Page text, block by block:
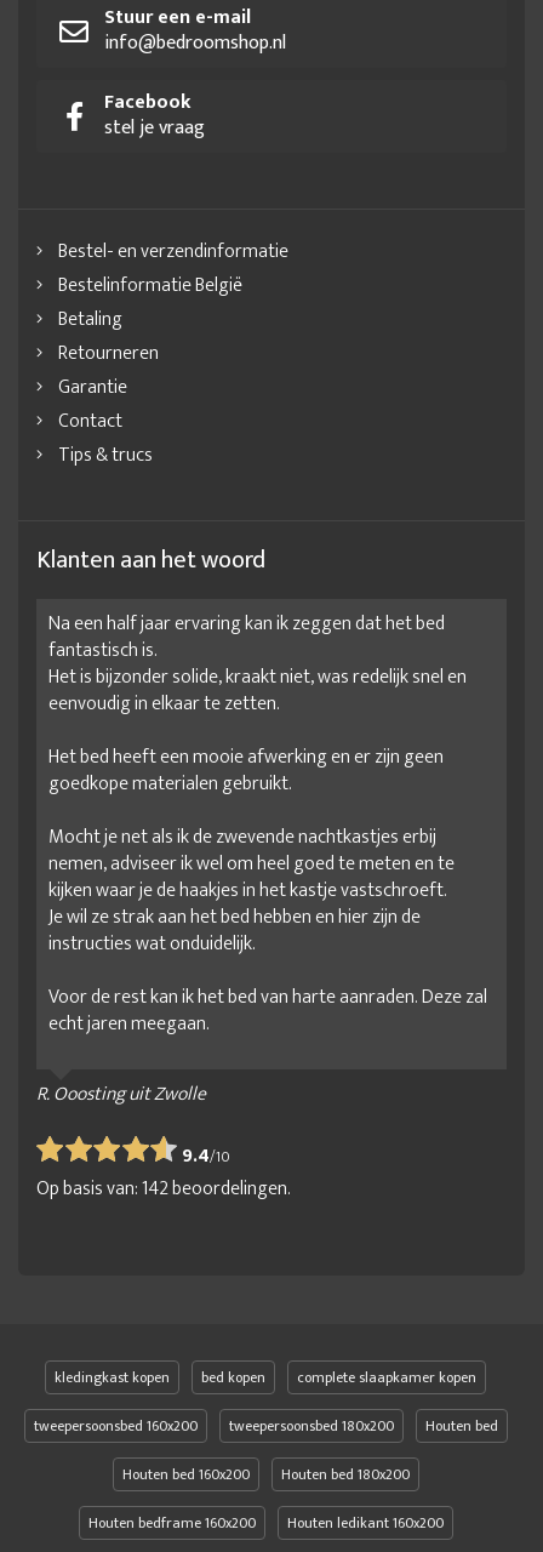
Stuur een e-mail
info@bedroomshop.nl
Facebook
stel je vraag
Bestel- en verzendinformatie
Bestelinformatie België
Betaling
Retourneren
Garantie
Contact
Tips & trucs
Klanten aan het woord
Na een half jaar ervaring kan ik zeggen dat het bed
fantastisch is.
Het is bijzonder solide, kraakt niet, was redelijk snel en
eenvoudig in elkaar te zetten.
Het bed heeft een mooie afwerking en er zijn geen
goedkope materialen gebruikt.
Mocht je net als ik de zwevende nachtkastjes erbij
nemen, adviseer ik wel om heel goed te meten en te
kijken waar je de haakjes in het kastje vastschroeft.
Je wil ze strak aan het bed hebben en hier zijn de
instructies wat onduidelijk.
Voor de rest kan ik het bed van harte aanraden. Deze zal
echt jaren meegaan.
R. Ooosting uit Zwolle
9.4/10
Op basis van:142beoordelingen.
kledingkast kopen bed kopen
complete slaapkamer kopen
tweepersoonsbed 160x200
tweepersoonsbed 180x200
Houten bed
Houten bed 160x200
Houten bed 180x200
Houten bedframe 160x200
Houten ledikant 160x200